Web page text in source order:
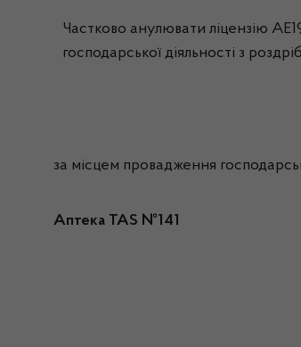
Частково анулювати ліцензію
господарської діяльності з
за місцем провадження
Аптека TAS №141